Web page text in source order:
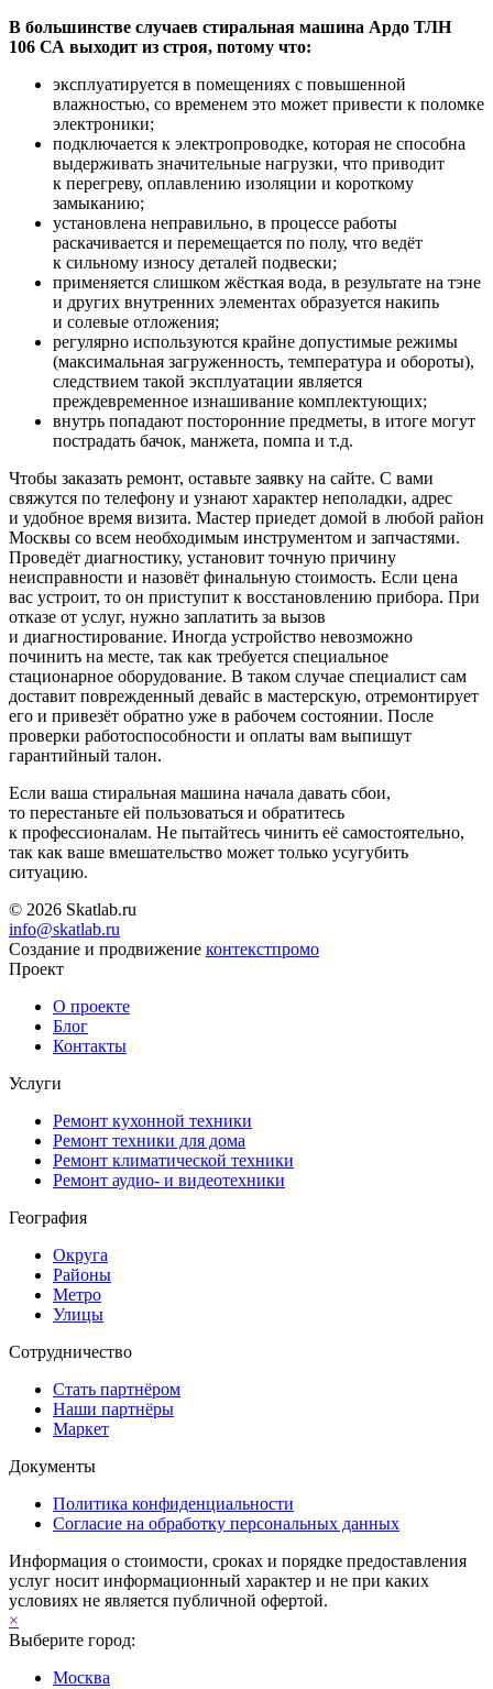
В большинстве случаев стиральная машина Ардо ТЛН
106 СА выходит из строя, потому что:
эксплуатируется в помещениях с повышенной
влажностью, со временем это может привести к поломке
электроники;
подключается к электропроводке, которая не способна
выдерживать значительные нагрузки, что приводит
к перегреву, оплавлению изоляции и короткому
замыканию;
установлена неправильно, в процессе работы
раскачивается и перемещается по полу, что ведёт
к сильному износу деталей подвески;
применяется слишком жёсткая вода, в результате на тэне
и других внутренних элементах образуется накипь
и солевые отложения;
регулярно используются крайне допустимые режимы
(максимальная загруженность, температура и обороты),
следствием такой эксплуатации является
преждевременное изнашивание комплектующих;
внутрь попадают посторонние предметы, в итоге могут
пострадать бачок, манжета, помпа и т.д.
Чтобы заказать ремонт, оставьте заявку на сайте. С вами
свяжутся по телефону и узнают характер неполадки, адрес
и удобное время визита. Мастер приедет домой в любой район
Москвы со всем необходимым инструментом и запчастями.
Проведёт диагностику, установит точную причину
неисправности и назовёт финальную стоимость. Если цена
вас устроит, то он приступит к восстановлению прибора. При
отказе от услуг, нужно заплатить за вызов
и диагностирование. Иногда устройство невозможно
починить на месте, так как требуется специальное
стационарное оборудование. В таком случае специалист сам
доставит поврежденный девайс в мастерскую, отремонтирует
его и привезёт обратно уже в рабочем состоянии. После
проверки работоспособности и оплаты вам выпишут
гарантийный талон.
Если ваша стиральная машина начала давать сбои,
то перестаньте ей пользоваться и обратитесь
к профессионалам. Не пытайтесь чинить её самостоятельно,
так как ваше вмешательство может только усугубить
ситуацию.
© 2026 Skatlab.ru
info@skatlab.ru
Создание и продвижение контекстпромо
Проект
О проекте
Блог
Контакты
Услуги
Ремонт кухонной техники
Ремонт техники для дома
Ремонт климатической техники
Ремонт аудио- и видеотехники
География
Округа
Районы
Метро
Улицы
Сотрудничество
Стать партнёром
Наши партнёры
Маркет
Документы
Политика конфиденциальности
Согласие на обработку персональных данных
Информация о стоимости, сроках и порядке предоставления
услуг носит информационный характер и не при каких
условиях не является публичной офертой.
×
Выберите город:
Москва